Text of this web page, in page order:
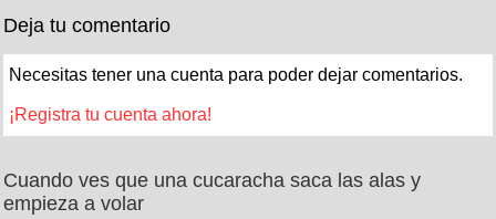
Deja tu comentario
Necesitas tener una cuenta para poder dejar comentarios.
¡Registra tu cuenta ahora!
Cuando ves que una cucaracha saca las alas y
empieza a volar